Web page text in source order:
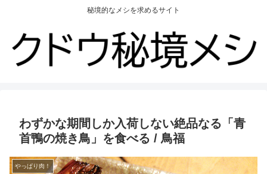
秘境的なメシを求めるサイト
わずかな期間しか入荷しない絶品なる「青
首鴨の焼き鳥」を食べる / 鳥福
やっぱり肉！